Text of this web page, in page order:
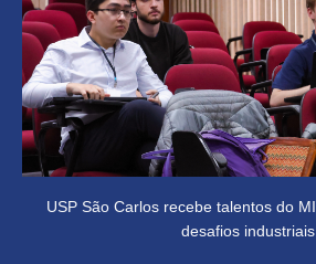
USP São Carlos recebe talentos do
desafios industriais